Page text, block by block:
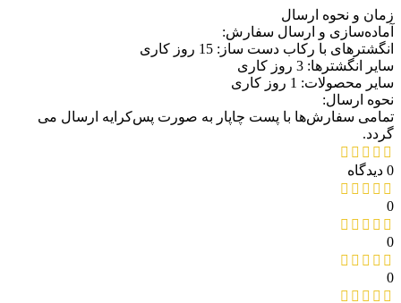
زمان و نحوه ارسال
آماده‌سازی و ارسال سفارش:
انگشترهای با رکاب دست ساز: 15 روز کاری
سایر انگشترها: 3 روز کاری
سایر محصولات: 1 روز کاری
نحوه ارسال:
تمامی سفارش‌ها با پست چاپار به صورت پس‌کرایه ارسال می
گردد.
0 دیدگاه
0
0
0